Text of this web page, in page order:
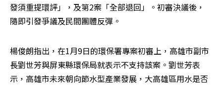
發須重提環評」，及第2案「全部退回」。初審決議後，
隨即引發爭議及民間團體反彈。
楊俊朗指出，在1月9日的環保署專案初審上，高雄市副市
長劉世芳與屏東縣環保局就表示不支持該案。劉世芳表
示，高雄市未來朝向節水型產業發展，大高雄區用水是否